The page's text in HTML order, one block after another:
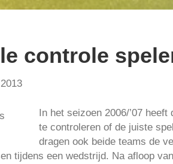
controle
In het seizoen 2006/’07
te controleren of de juiste
dragen ook beide teams de
tijdens een wedstrijd. Na afloop